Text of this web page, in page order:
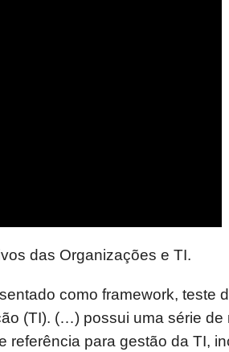
das Organizações e TI.
como framework, teste
(TI). (…) possui uma série de
referência para gestão da TI,